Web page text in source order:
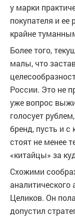
у марки
покупателя и
крайне
Более того,
малы, что
России. Это не
уже вопрос
голосует
бренд, пусть и
стоят не менее
«китайцы» за
Схожими
аналитического
Целиков. Он
допустил